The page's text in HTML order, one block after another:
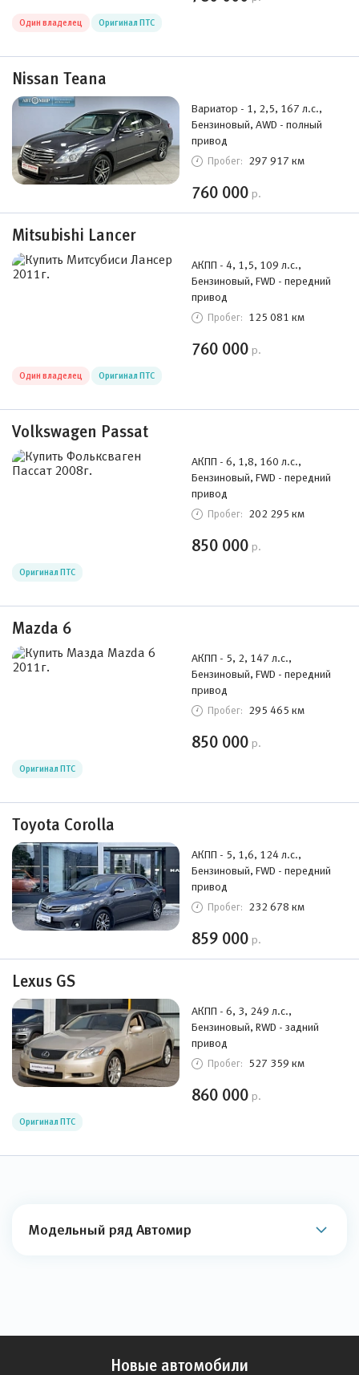
Один владелец Оригинал ПТС
Nissan Teana
Вариатор - 1, 2,5, 167 л.с.,
Бензиновый, AWD - полный
привод
Пробег: 297 917 км
760 000 р.
Mitsubishi Lancer
АКПП - 4, 1,5, 109 л.с.,
Бензиновый, FWD - передний
привод
Пробег: 125 081 км
760 000 р.
Один владелец Оригинал ПТС
Volkswagen Passat
АКПП - 6, 1,8, 160 л.с.,
Бензиновый, FWD - передний
привод
Пробег: 202 295 км
850 000 р.
Оригинал ПТС
Mazda 6
АКПП - 5, 2, 147 л.с.,
Бензиновый, FWD - передний
привод
Пробег: 295 465 км
850 000 р.
Оригинал ПТС
Toyota Corolla
АКПП - 5, 1,6, 124 л.с.,
Бензиновый, FWD - передний
привод
Пробег: 232 678 км
859 000 р.
Lexus GS
АКПП - 6, 3, 249 л.с.,
Бензиновый, RWD - задний
привод
Пробег: 527 359 км
860 000 р.
Оригинал ПТС
Модельный ряд Автомир
Новые автомобили